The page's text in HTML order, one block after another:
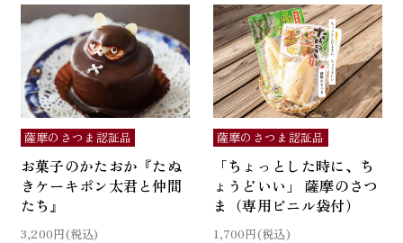
薩摩のさつま認証品
お菓子のかたおか『たぬ
きケーキポン太君と仲間
たち』
3,200円(税込)
薩摩のさつま認証品
「ちょっとした時に、ち
ょうどいい」 薩摩のさつ
ま（専用ビニル袋付）
1,700円(税込)